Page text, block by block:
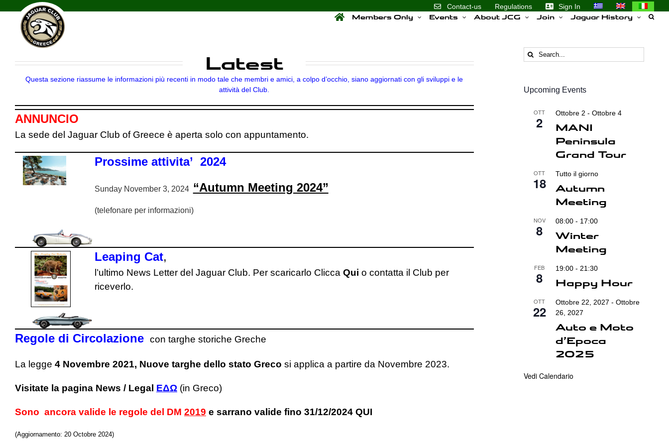
content
Contact-us Regulations Sign In
Members Only Events About JCG Join Jaguar History
Latest
Latest
Questa sezione riassume le informazioni più recenti in modo tale che membri e amici, a colpo d’occhio, siano aggiornati con gli sviluppi e le
attività del Club.
ANNUNCIO
La sede del Jaguar Club of Greece è aperta solo con appuntamento.
Prossime attivita’ 2024
Sunday November 3, 2024 “Autumn Meeting 2024”
(telefonare per informazioni)
Leaping Cat,
l’ultimo News Letter del Jaguar Club. Per scaricarlo Clicca Qui o contatta il Club per
riceverlo.
Regole di Circolazione con targhe storiche Greche
La legge 4 Novembre 2021, Nuove targhe dello stato Greco si applica a partire da Novembre 2023.
Visitate la pagina News / Legal ΕΔΩ(in Greco)
Sono ancora valide le regole del DM 2019 e sarrano valide fino 31/12/2024 QUI
(Aggiornamento: 20 Octobre 2024)
Search
for:
Upcoming Events
OTT
2
Ottobre 2 - Ottobre 4
MANI
Peninsula
Grand Tour
OTT
18
Tutto il giorno
Autumn
Meeting
NOV
8
08:00- 17:00
Winter
Meeting
FEB
8
19:00- 21:30
Happy Hour
OTT
22
Ottobre 22, 2027 - Ottobre
26, 2027
Auto e Moto
d’Epoca
2025
Vedi Calendario